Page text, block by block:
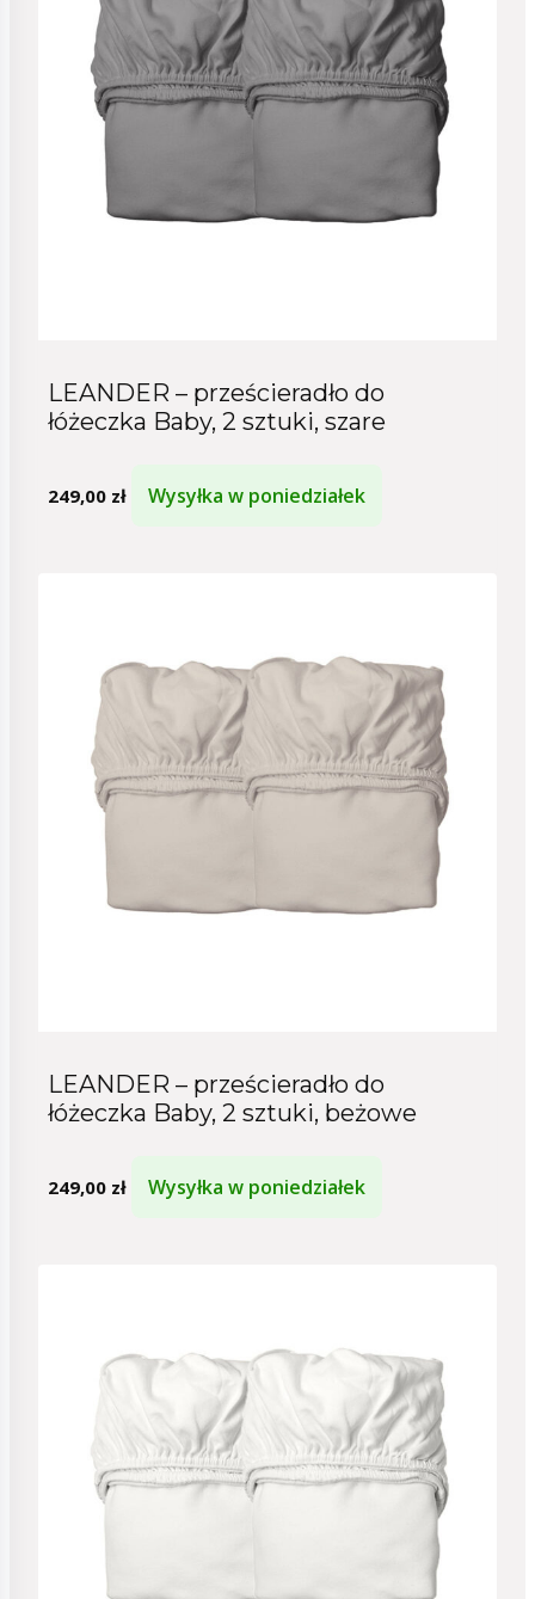
LEANDER – prześcieradło do
łóżeczka Baby, 2 sztuki, szare
249,00 zł Wysyłka w poniedziałek
LEANDER – prześcieradło do
łóżeczka Baby, 2 sztuki, beżowe
249,00 zł Wysyłka w poniedziałek